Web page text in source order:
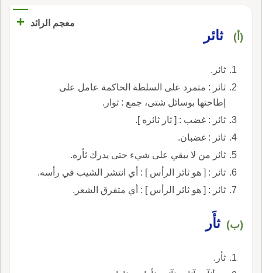
معجم الرائد +
(أ) ثائر
ثائر.
ثائر : متمرد على السلطة الحاكمة عامل على
إطاحتها بوسائل شتى، جمع : ثوار.
ثائر : غضب : [ ثار ثائره ].
ثائر : غضبان.
ثائر من لا يبقي على شيء حتى يدرك ثأره.
ثائر : [ هو ثائر الرأس ] : أي انتشر الشيب في رأسه.
ثائر : [ هو ثائر الرأس ] : أي متفرق الشعر.
(ب) ثأَر
ثأر.